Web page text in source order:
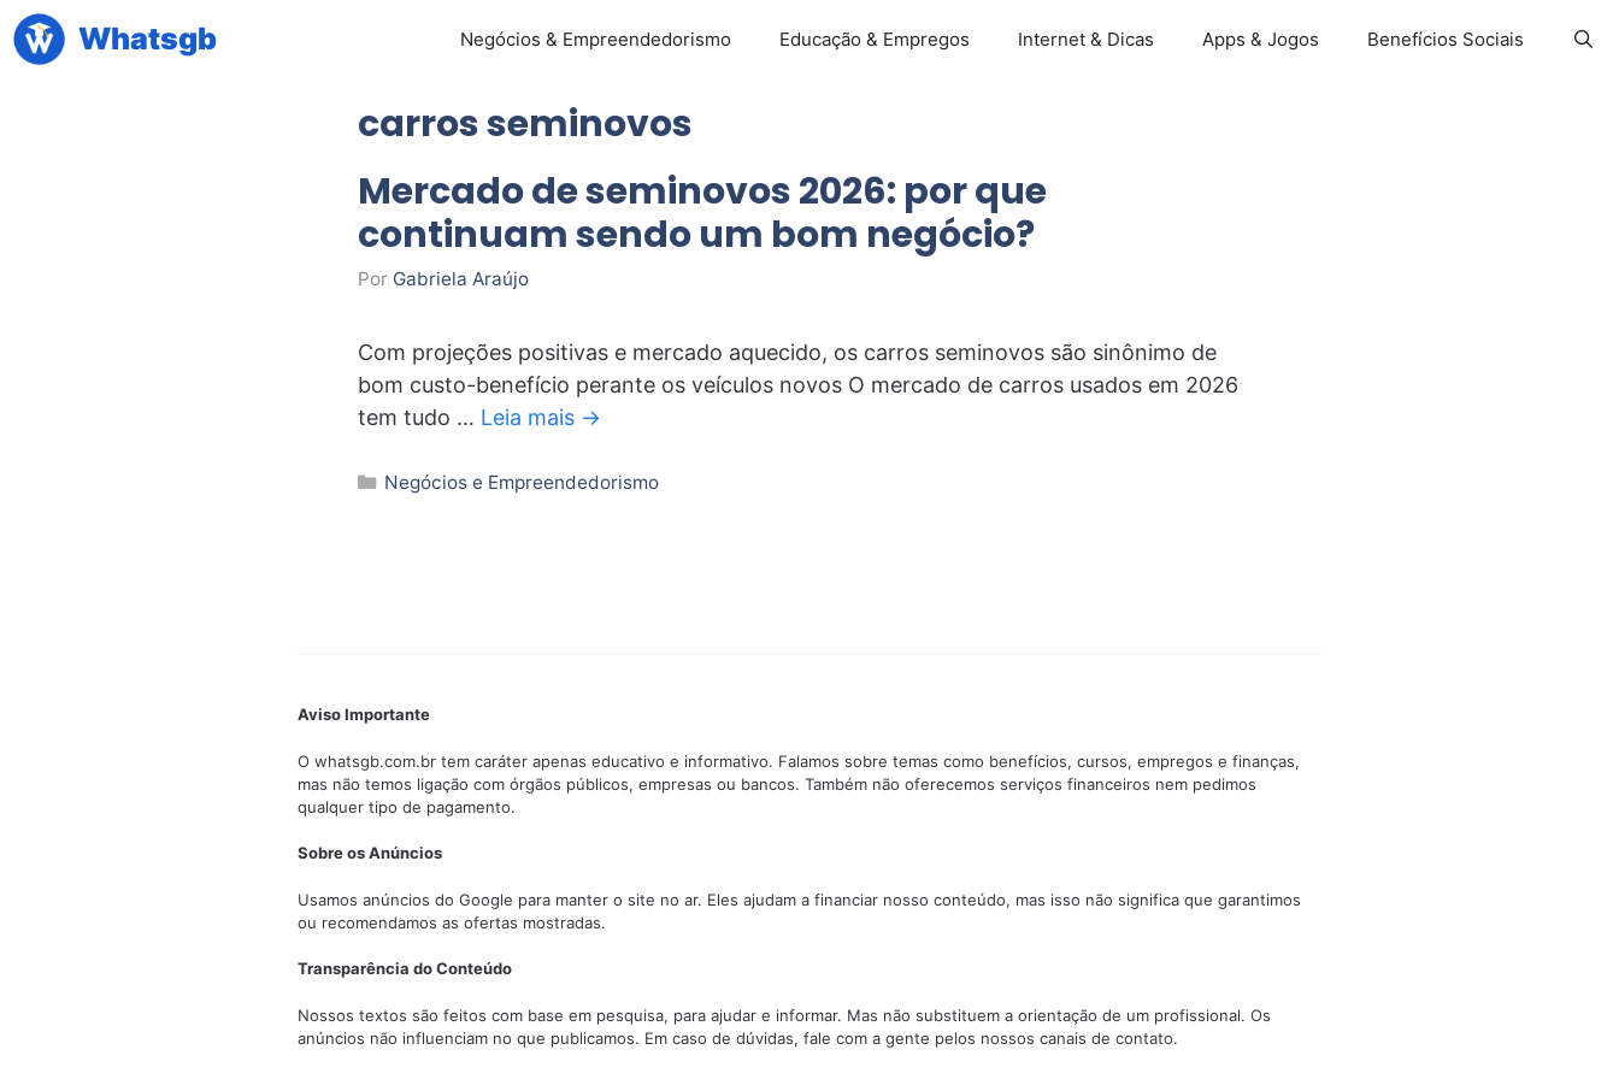
Pular
para
Whatsgb Negócios & Empreendedorismo Educação & Empregos Internet & Dicas Apps & Jogos Benefícios Sociais
carros seminovos
Mercado de seminovos 2026: por que
continuam sendo um bom negócio?
Por Gabriela Araújo
Com projeções positivas e mercado aquecido, os carros seminovos são sinônimo de
bom custo-benefício perante os veículos novos O mercado de carros usados em 2026
tem tudo … Leia mais →
Categorias
Negócios e Empreendedorismo
Aviso Importante
O whatsgb.com.br tem caráter apenas educativo e informativo. Falamos sobre temas como benefícios, cursos, empregos e finanças,
mas não temos ligação com órgãos públicos, empresas ou bancos. Também não oferecemos serviços financeiros nem pedimos
qualquer tipo de pagamento.
Sobre os Anúncios
Usamos anúncios do Google para manter o site no ar. Eles ajudam a financiar nosso conteúdo, mas isso não significa que garantimos
ou recomendamos as ofertas mostradas.
Transparência do Conteúdo
Nossos textos são feitos com base em pesquisa, para ajudar e informar. Mas não substituem a orientação de um profissional. Os
anúncios não influenciam no que publicamos. Em caso de dúvidas, fale com a gente pelos nossos canais de contato.